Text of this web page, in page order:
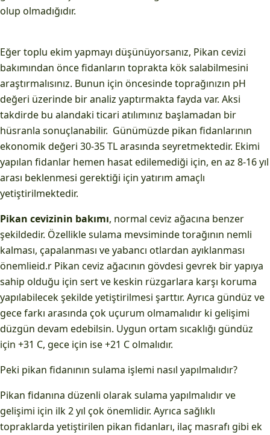
olup olmadığıdır.
Eğer toplu ekim yapmayı düşünüyorsanız, Pikan cevizi
bakımından önce fidanların toprakta kök salabilmesini
araştırmalısınız. Bunun için öncesinde toprağınızın pH
değeri üzerinde bir analiz yaptırmakta fayda var. Aksi
takdirde bu alandaki ticari atılımınız başlamadan bir
hüsranla sonuçlanabilir. Günümüzde pikan fidanlarının
ekonomik değeri 30-35 TL arasında seyretmektedir. Ekimi
yapılan fidanlar hemen hasat edilemediği için, en az 8-16 yıl
arası beklenmesi gerektiği için yatırım amaçlı
yetiştirilmektedir.
Pikan cevizinin bakımı, normal ceviz ağacına benzer
şekildedir. Özellikle sulama mevsiminde torağının nemli
kalması, çapalanması ve yabancı otlardan ayıklanması
önemlieid.r Pikan ceviz ağacının gövdesi gevrek bir yapıya
sahip olduğu için sert ve keskin rüzgarlara karşı koruma
yapılabilecek şekilde yetiştirilmesi şarttır. Ayrıca gündüz ve
gece farkı arasında çok uçurum olmamalıdır ki gelişimi
düzgün devam edebilsin. Uygun ortam sıcaklığı gündüz
için +31 C, gece için ise +21 C olmalıdır.
Peki pikan fidanının sulama işlemi nasıl yapılmalıdır?
Pikan fidanına düzenli olarak sulama yapılmalıdır ve
gelişimi için ilk 2 yıl çok önemlidir. Ayrıca sağlıklı
topraklarda yetiştirilen pikan fidanları, ilaç masrafı gibi ek